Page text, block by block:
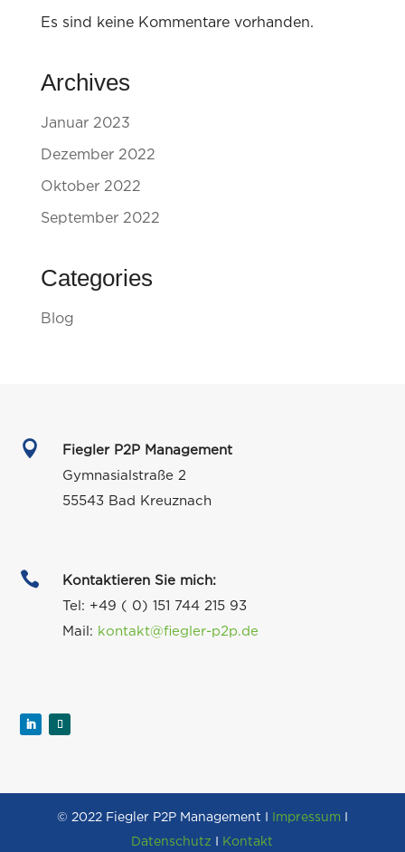
Es sind keine Kommentare vorhanden.
Archives
Januar 2023
Dezember 2022
Oktober 2022
September 2022
Categories
Blog
 Fiegler P2P Management
Gymnasialstraße 2
55543 Bad Kreuznach
 Kontaktieren Sie mich:
Tel: +49 ( 0) 151 744 215 93
Mail: kontakt@fiegler-p2p.de
© 2022 Fiegler P2P Management Impressum
Datenschutz Kontakt